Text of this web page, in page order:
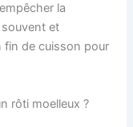
la
et
fin de cuisson pour
rôti moelleux ?